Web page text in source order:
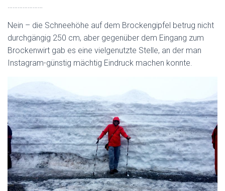
…………………
Nein – die Schneehöhe auf dem Brockengipfel betrug nicht
durchgängig 250 cm, aber gegenüber dem Eingang zum
Brockenwirt gab es eine vielgenutzte Stelle, an der man
Instagram-günstig mächtig Eindruck machen konnte.